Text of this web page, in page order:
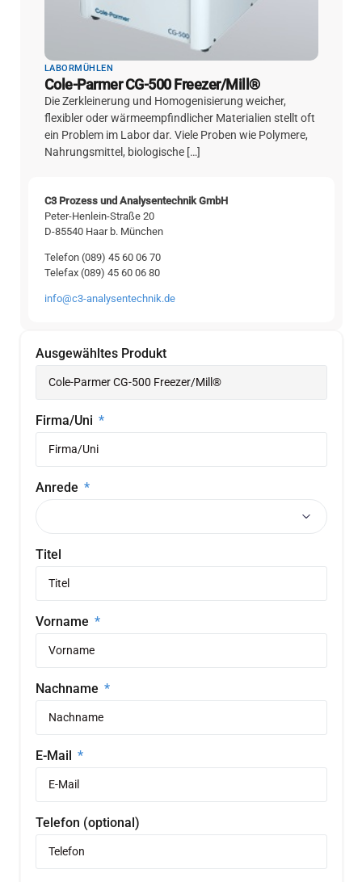
LABORMÜHLEN
Cole-Parmer CG-500 Freezer/Mill®
Die Zerkleinerung und Homogenisierung weicher,
flexibler oder wärmeempfindlicher Materialien stellt oft
ein Problem im Labor dar. Viele Proben wie Polymere,
Nahrungsmittel, biologische […]
C3 Prozess und Analysentechnik GmbH
Peter-Henlein-Straße 20
D-85540 Haar b. München
Telefon (089) 45 60 06 70
Telefax (089) 45 60 06 80
info@c3-analysentechnik.de
Ausgewähltes Produkt
Firma/Uni
Anrede
Titel
Vorname
Nachname
E-Mail
Telefon (optional)